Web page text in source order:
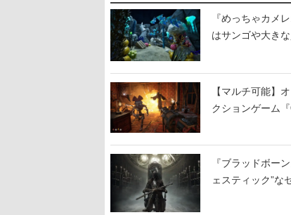
『めっちゃカメ
はサンゴや大き
【マルチ可能】
クションゲーム
『ブラッドボー
ェスティック”な